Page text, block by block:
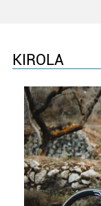
KIROLA